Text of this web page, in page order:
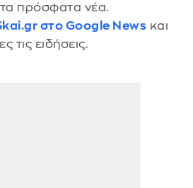
τα πρόσφατα νέα.
στο Google News και
τις ειδήσεις.